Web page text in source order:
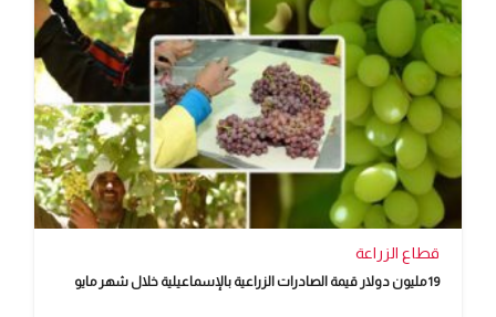
قطاع الزراعة
19 مليون دولار قيمة الصادرات الزراعية بالإسماعيلية خلال شهر مايو